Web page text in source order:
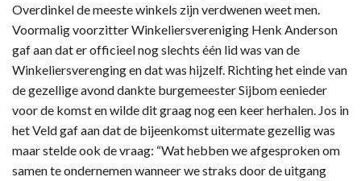
Overdinkel de meeste winkels zijn verdwenen weet men.
Voormalig voorzitter Winkeliersvereniging Henk Anderson
gaf aan dat er officieel nog slechts één lid was van de
Winkeliersverenging en dat was hijzelf. Richting het einde van
de gezellige avond dankte burgemeester Sijbom eenieder
voor de komst en wilde dit graag nog een keer herhalen. Jos in
het Veld gaf aan dat de bijeenkomst uitermate gezellig was
maar stelde ook de vraag: “Wat hebben we afgesproken om
samen te ondernemen wanneer we straks door de uitgang